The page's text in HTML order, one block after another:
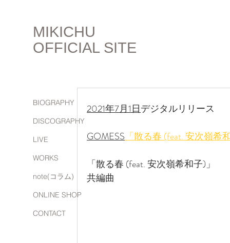
BIOGRAPHY
DISCOGRAPHY
LIVE
WORKS
note(コラム)
ONLINE SHOP
CONTACT
MIKICHU
OFFICIAL SITE
2021年7月1日デジタルリリース
GOMESS 「散る春 (feat. 安次嶺希
「散る春 (feat. 安次嶺希和子)」
共編曲